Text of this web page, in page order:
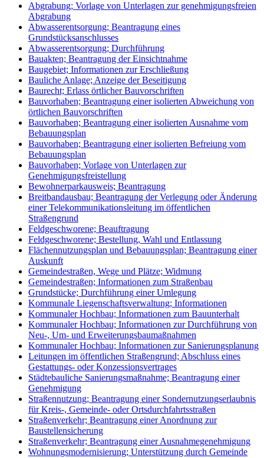
Abgrabung; Vorlage von Unterlagen zur genehmigungsfreien
Abgrabung
Abwasserentsorgung; Beantragung eines
Grundstücksanschlusses
Abwasserentsorgung; Durchführung
Bauakten; Beantragung der Einsichtnahme
Baugebiet; Informationen zur Erschließung
Bauliche Anlage; Anzeige der Beseitigung
Baurecht; Erlass örtlicher Bauvorschriften
Bauvorhaben; Beantragung einer isolierten Abweichung von
örtlichen Bauvorschriften
Bauvorhaben; Beantragung einer isolierten Ausnahme vom
Bebauungsplan
Bauvorhaben; Beantragung einer isolierten Befreiung vom
Bebauungsplan
Bauvorhaben; Vorlage von Unterlagen zur
Genehmigungsfreistellung
Bewohnerparkausweis; Beantragung
Breitbandausbau; Beantragung der Verlegung oder Änderung
einer Telekommunikationsleitung im öffentlichen
Straßengrund
Feldgeschworene; Beauftragung
Feldgeschworene; Bestellung, Wahl und Entlassung
Flächennutzungsplan und Bebauungsplan; Beantragung einer
Auskunft
Gemeindestraßen, Wege und Plätze; Widmung
Gemeindestraßen; Informationen zum Straßenbau
Grundstücke; Durchführung einer Umlegung
Kommunale Liegenschaftsverwaltung; Informationen
Kommunaler Hochbau; Informationen zum Bauunterhalt
Kommunaler Hochbau; Informationen zur Durchführung von
Neu-, Um- und Erweiterungsbaumaßnahmen
Kommunaler Hochbau; Informationen zur Sanierungsplanung
Leitungen im öffentlichen Straßengrund; Abschluss eines
Gestattungs- oder Konzessionsvertrages
Städtebauliche Sanierungsmaßnahme; Beantragung einer
Genehmigung
Straßennutzung; Beantragung einer Sondernutzungserlaubnis
für Kreis-, Gemeinde- oder Ortsdurchfahrtsstraßen
Straßenverkehr; Beantragung einer Anordnung zur
Baustellensicherung
Straßenverkehr; Beantragung einer Ausnahmegenehmigung
Wohnungsmodernisierung; Unterstützung durch Gemeinde